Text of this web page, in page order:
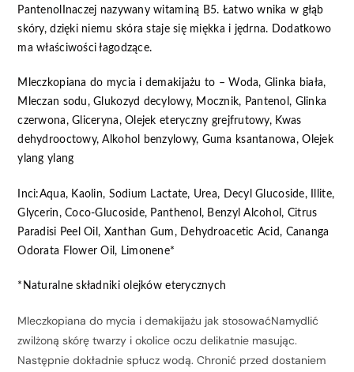
PantenolInaczej nazywany witaminą B5. Łatwo wnika w głąb
skóry, dzięki niemu skóra staje się miękka i jędrna. Dodatkowo
ma właściwości łagodzące.
Mleczkopiana do mycia i demakijażu to – Woda, Glinka biała,
Mleczan sodu, Glukozyd decylowy, Mocznik, Pantenol, Glinka
czerwona, Gliceryna, Olejek eteryczny grejfrutowy, Kwas
dehydrooctowy, Alkohol benzylowy, Guma ksantanowa, Olejek
ylang ylang
Inci:Aqua, Kaolin, Sodium Lactate, Urea, Decyl Glucoside, Illite,
Glycerin, Coco-Glucoside, Panthenol, Benzyl Alcohol, Citrus
Paradisi Peel Oil, Xanthan Gum, Dehydroacetic Acid, Cananga
Odorata Flower Oil, Limonene*
*Naturalne składniki olejków eterycznych
Mleczkopiana do mycia i demakijażu jak stosowaćNamydlić
zwilżoną skórę twarzy i okolice oczu delikatnie masując.
Następnie dokładnie spłucz wodą. Chronić przed dostaniem